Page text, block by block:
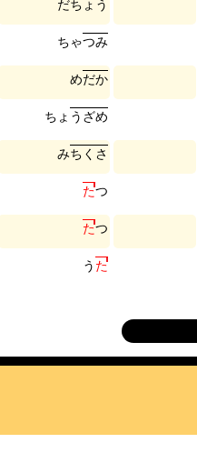
だち ょ う
ちゃつみ
めだか
ち ょ う ざめ
みち く さ
たつ
たつ
う た